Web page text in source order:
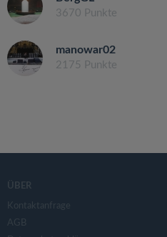
3670 Punkte
manowar02
2175 Punkte
ÜBER
Kontaktanfrage
AGB